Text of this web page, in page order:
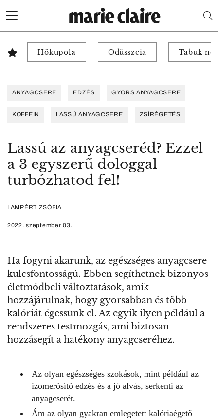
Hőkupola Odüsszeia Tabuk
ANYAGCSERE EDZÉS GYORS ANYAGCSERE
KOFFEIN LASSÚ ANYAGCSERE ZSÍRÉGETÉS
Lassú az anyagcseréd? Ezzel
a 3 egyszerű dologgal
turbózhatod fel!
LAMPÉRT ZSÓFIA
2022. szeptember 03.
Ha fogyni akarunk, az egészséges anyagcsere
kulcsfontosságú. Ebben segíthetnek bizonyos
életmódbeli változtatások, amik
hozzájárulnak, hogy gyorsabban és több
kalóriát égessünk el. Az egyik ilyen például a
rendszeres testmozgás, ami biztosan
hozzásegít a hatékony anyagcseréhez.
Az olyan egészséges szokások, mint például az
izomerősítő edzés és a jó alvás, serkenti az
anyagcserét.
Ám az olyan gyakran emlegetett kalóriaégető